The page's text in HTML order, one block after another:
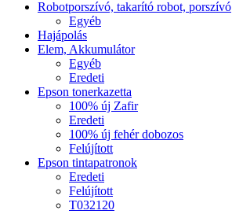
Robotporszívó, takarító robot, porszívó
Egyéb
Hajápolás
Elem, Akkumulátor
Egyéb
Eredeti
Epson tonerkazetta
100% új Zafir
Eredeti
100% új fehér dobozos
Felújított
Epson tintapatronok
Eredeti
Felújított
T032120